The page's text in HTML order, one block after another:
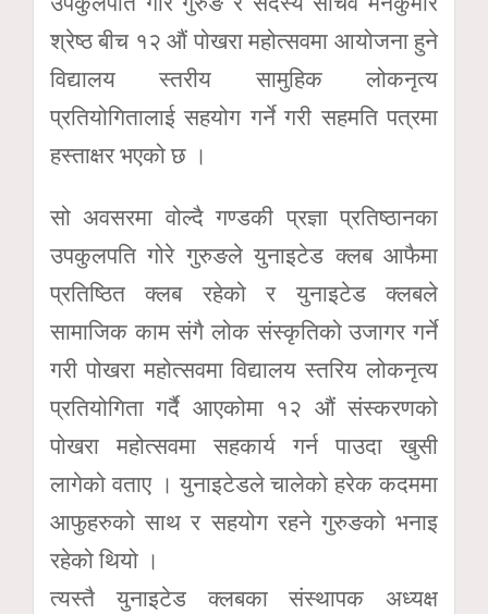
श्रेष्ठ बीच १२ औं पोखरा महोत्सवमा आयोजना हुने
विद्यालय स्तरीय सामुहिक लोकनृत्य
प्रतियोगितालाई सहयोग गर्ने गरी सहमति पत्रमा
हस्ताक्षर भएको छ ।
सो अवसरमा वोल्दै गण्डकी प्रज्ञा प्रतिष्ठानका
उपकुलपति गोरे गुरुङले युनाइटेड क्लब आफैमा
प्रतिष्ठित क्लब रहेको र युनाइटेड क्लबले
सामाजिक काम संगै लोक संस्कृतिको उजागर गर्ने
गरी पोखरा महोत्सवमा विद्यालय स्तरिय लोकनृत्य
प्रतियोगिता गर्दै आएकोमा १२ औं संस्करणको
पोखरा महोत्सवमा सहकार्य गर्न पाउदा खुसी
लागेको वताए । युनाइटेडले चालेको हरेक कदममा
आफुहरुको साथ र सहयोग रहने गुरुङको भनाइ
रहेको थियो ।
त्यस्तै युनाइटेड क्लबका संस्थापक अध्यक्ष